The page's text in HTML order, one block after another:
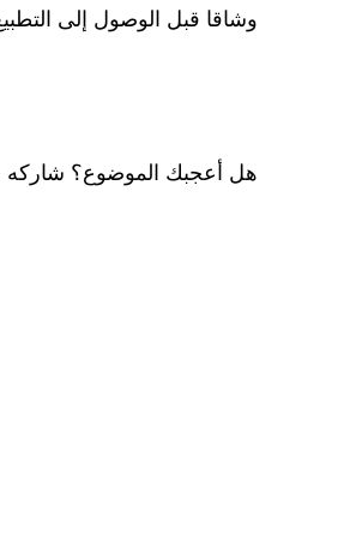
وشاقا قبل الوصول إلى
هل أعجبك الموضوع؟ شاركه